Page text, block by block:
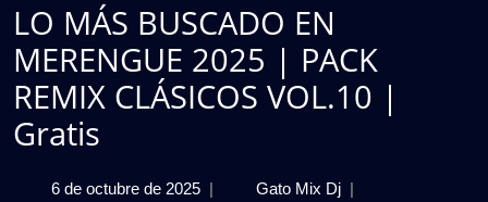
LO MÁS BUSCADO EN
MERENGUE 2025 | PACK
REMIX CLÁSICOS VOL.10 |
Gratis
6 de octubre de 20256 | Gato Mix DjLO|